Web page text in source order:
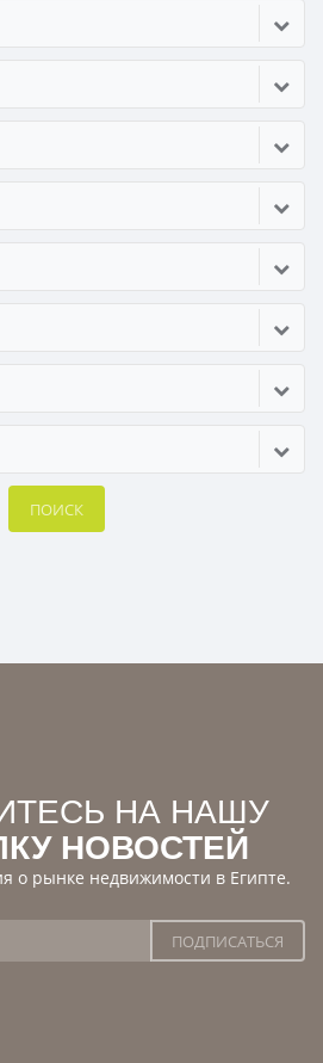
ПОИСК
НА НАШУ
НОВОСТЕЙ
о рынке недвижимости в Египте.